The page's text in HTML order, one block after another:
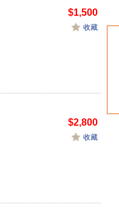
$1,500
收藏
$2,800
收藏